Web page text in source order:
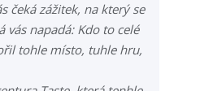
čeká zážitek, na který se
vás napadá: Kdo to celé
tohle místo, tuhle hru,